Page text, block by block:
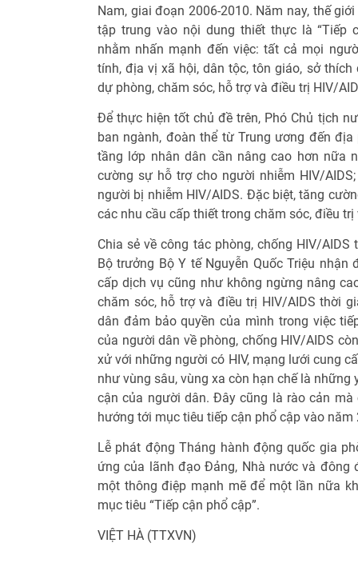
Nam, giai đoạn 2006-2010. Năm nay, thế
tập trung vào nội dung thiết thực là “Tiếp
nhằm nhấn mạnh đến việc: tất cả mọi
tính, địa vị xã hội, dân tộc, tôn giáo, sở
dự phòng, chăm sóc, hỗ trợ và điều trị HIV/
Để thực hiện tốt chủ đề trên, Phó Chủ tịch
ban ngành, đoàn thể từ Trung ương đến
tầng lớp nhân dân cần nâng cao hơn nữa
cường sự hỗ trợ cho người nhiễm HIV/
người bị nhiễm HIV/AIDS. Đặc biệt, tăng
các nhu cầu cấp thiết trong chăm sóc, điều
Chia sẻ về công tác phòng, chống HIV/
Bộ trưởng Bộ Y tế Nguyễn Quốc Triệu
cấp dịch vụ cũng như không ngừng nâng
chăm sóc, hỗ trợ và điều trị HIV/AIDS thời
dân đảm bảo quyền của mình trong việc
của người dân về phòng, chống HIV/AIDS
xử với những người có HIV, mạng lưới cung
như vùng sâu, vùng xa còn hạn chế là
cận của người dân. Đây cũng là rào cản
hướng tới mục tiêu tiếp cận phổ cập vào năm
Lễ phát động Tháng hành động quốc gia
ứng của lãnh đạo Đảng, Nhà nước và đông
một thông điệp mạnh mẽ để một lần nữa
mục tiêu “Tiếp cận phổ cập”.
VIỆT HÀ (TTXVN)